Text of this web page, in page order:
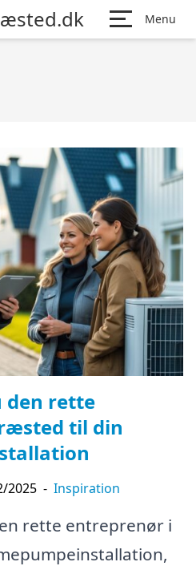
Menu
den rette
til din
2025 - Inspiration
rette entreprenør i